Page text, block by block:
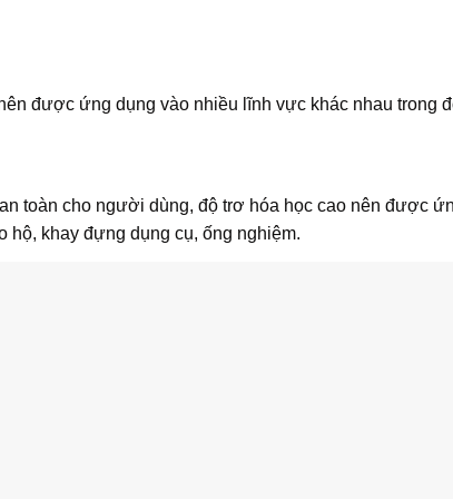
được ứng dụng vào nhiều lĩnh vực khác nhau trong
toàn cho người dùng, độ trơ hóa học cao nên được
hộ, khay đựng dụng cụ, ống nghiệm.